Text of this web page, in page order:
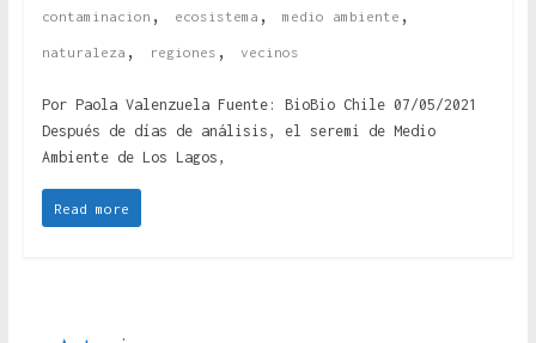
contaminacion , ecosistema , medio ambiente ,
naturaleza , regiones , vecinos
Por Paola Valenzuela Fuente: BioBio Chile 07/05/2021
Después de días de análisis, el seremi de Medio
Ambiente de Los Lagos,
Read more